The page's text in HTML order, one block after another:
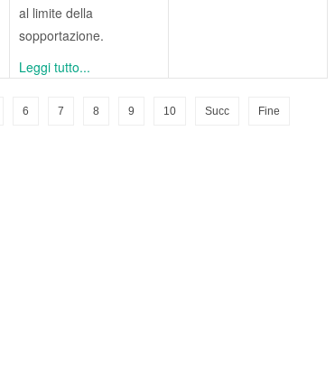
al limite della
sopportazione.
Leggi tutto...
6 7 8 9 10 Succ Fine